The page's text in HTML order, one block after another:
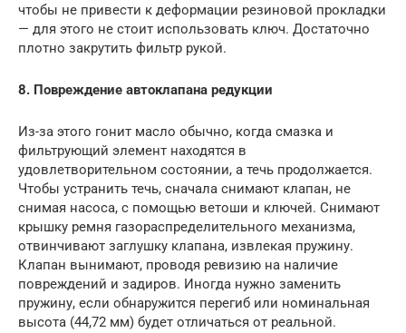
чтобы не привести к деформации резиновой прокладки
— для этого не стоит использовать ключ. Достаточно
плотно закрутить фильтр рукой.
8. Повреждение автоклапана редукции
Из-за этого гонит масло обычно, когда смазка и
фильтрующий элемент находятся в
удовлетворительном состоянии, а течь продолжается.
Чтобы устранить течь, сначала снимают клапан, не
снимая насоса, с помощью ветоши и ключей. Снимают
крышку ремня газораспределительного механизма,
отвинчивают заглушку клапана, извлекая пружину.
Клапан вынимают, проводя ревизию на наличие
повреждений и задиров. Иногда нужно заменить
пружину, если обнаружится перегиб или номинальная
высота (44,72 мм) будет отличаться от реальной.